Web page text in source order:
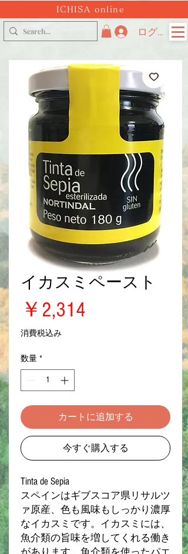
ログイン
ICHISA online
イカスミペースト
￥2,314
消費税込み
数量 *
カートに追加する
今すぐ購入する
Tinta de Sepia
スペインはギブスコア県リサルツ
ァ原産、色も風味もしっかり濃厚
なイカスミです。イカスミには、
魚介類の旨味を増してくれる働き
があります。魚介類を使ったパエ